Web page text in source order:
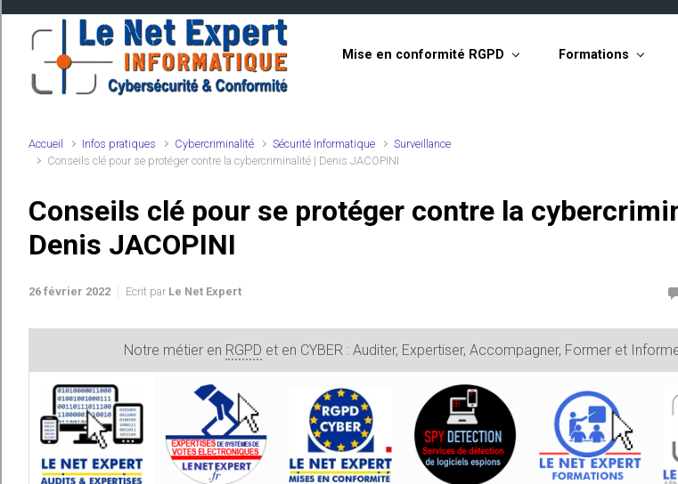
Skip to main content
Mise en conformité RGPD Formations
Accueil Infos pratiques Cybercriminalité Sécurité Informatique
Surveillance
Conseils clé pour se protéger contre la cybercriminalité | Denis JACOPINI
Conseils clé pour se protéger contre la
Denis JACOPINI
26 février 2022 Ecrit par Le Net Expert
Notre métier en RGPD et en CYBER : Auditer, Expertiser, Accompagner, Former et